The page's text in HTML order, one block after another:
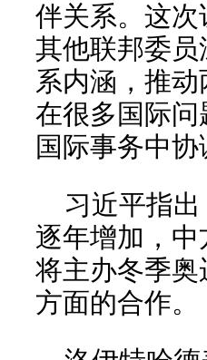
伴关系。这
其他联邦委
系内涵，推
在很多国际
国际事务中协
习近平指
逐年增加，
将主办冬季
方面的合作。